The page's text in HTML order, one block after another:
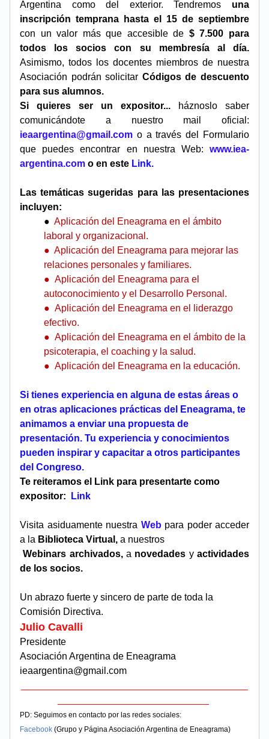
Argentina como del exterior. Tendremos una
con un valor más que accesible de $ 7.500 para
Asimismo, todos los docentes miembros de nuestra
Asociación podrán solicitar Códigos de descuento
para sus alumnos.
Si quieres ser un expositor... háznoslo saber
ieaargentina@gmail.com o a través del Formulario
que puedes encontrar en nuestra Web: www.iea-
argentina.com o en este Link.
Las temáticas sugeridas para las presentaciones
incluyen:
● Aplicación del Eneagrama en el ámbito
laboral y organizacional.
●  Aplicación del Eneagrama para mejorar las
relaciones personales y familiares.
●  Aplicación del Eneagrama para el
autoconocimiento y el Desarrollo Personal.
●  Aplicación del Eneagrama en el liderazgo
efectivo.
●  Aplicación del Eneagrama en el ámbito de la
psicoterapia, el coaching y la salud.
●  Aplicación del Eneagrama en la educación.
Si tienes experiencia en alguna de estas áreas o
en otras aplicaciones prácticas del Eneagrama, te
animamos a enviar una propuesta de
presentación. Tu experiencia y conocimientos
pueden inspirar y capacitar a otros participantes
del Congreso.
Te reiteramos el Link para presentarte como
expositor:
Link
Visita asiduamente nuestra Web para poder acceder
a la Biblioteca Virtual, a nuestros
Webinars archivados, a novedades y actividades
de los socios.
Un abrazo fuerte y sincero de parte de toda la
Comisión Directiva.
Julio Cavalli
Presidente
Asociación Argentina de Eneagrama
ieaargentina@gmail.com
­­­­­­­­­­­­­­­­­­­­­­­­­­­PD: Seguimos en contacto por las redes sociales:
Facebook (Grupo y Página Asociación Argentina de Eneagrama)